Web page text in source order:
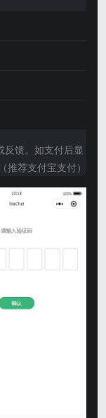
馈。如支付后显
荐支付宝支付）